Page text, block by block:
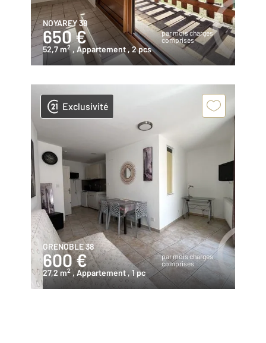
NOYAREY 38
650 €
par mois charges
comprises
52,7 m2 , Appartement , 2 pcs
Exclusivité
GRENOBLE 38
600 €
par mois charges
comprises
27,2 m2 , Appartement, 1 pc